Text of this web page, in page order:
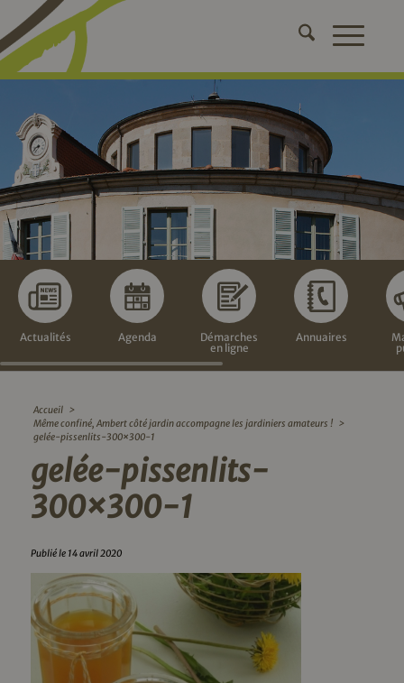
Actualités Agenda
Démarches
en ligne
Annuaires
Accueil >
Même confiné, Ambert côté jardin accompagne les jardiniers amateurs ! >
gelée-pissenlits-300×300-1
gelée-pissenlits-
300×300-1
Publié le 14 avril 2020